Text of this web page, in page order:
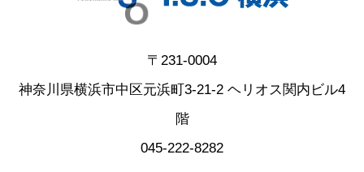
〒231-0004
神奈川県横浜市中区元浜町3-21-2 ヘリオス関内ビル4
階
045-222-8282